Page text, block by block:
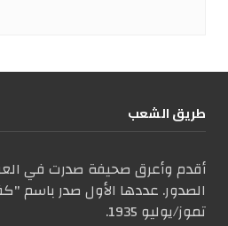
طریق الشعب
أقدم وأعرق صحيفة صدرت في
تموز/يوليو 1935.